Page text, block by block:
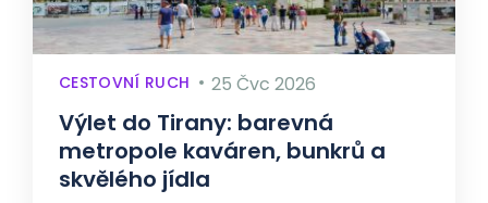
CESTOVNÍ RUCH 25 Čvc 2026
Výlet do Tirany: barevná
metropole kaváren, bunkrů a
skvělého jídla